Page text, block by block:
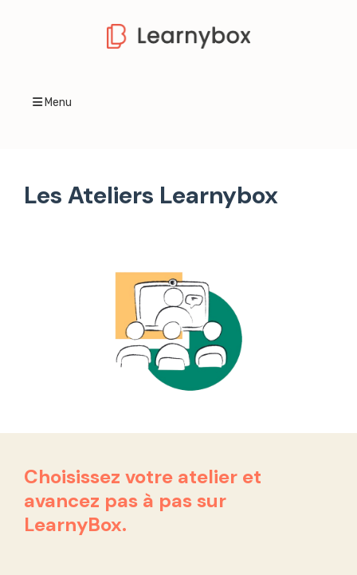
Menu
Les Ateliers Learnybox
Choisissez votre atelier et
avancez pas à pas sur
LearnyBox.